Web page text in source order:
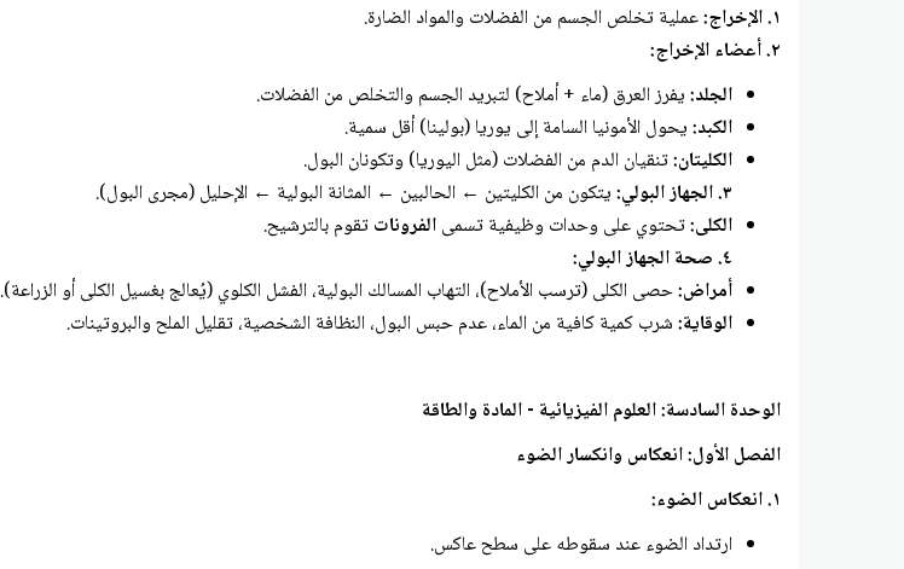
١. الإخراج:
عملية تخلص الجسم من الفضلات والمواد الضارة.
٢. أعضاء الإخراج:
الجلد:يفرز العرق (ماء + أملاح) لتبريد الجسم والتخلص من الفضلات.
الكبد:يحول الأمونيا السامة إلى يوريا (بولينا) أقل سمية.
الكليتان:تنقيان الدم من الفضلات (مثل اليوريا) وتكونان البول.
٣. الجهاز البولي:
يتكون من الكليتين ← الحالبين ← المثانة البولية ← الإحليل (مجرى البول).
الكلى:تحتوي على وحدات وظيفية تسمىالفروناتتقوم بالترشيح.
٤. صحة الجهاز البولي:
أمراض:حصى الكلى (ترسب الأملاح)، التهاب المسالك البولية، الفشل الكلوي (يُعالج بغسيل الكلى أو الزراعة).
الوقاية:شرب كمية كافية من الماء، عدم حبس البول، النظافة الشخصية، تقليل الملح والبروتينات.
الوحدة السادسة: العلوم الفيزيائية - المادة والطاقة
الفصل الأول: انعكاس وانكسار الضوء
١. انعكاس الضوء:
ارتداد الضوء عند سقوطه على سطح عاكس.